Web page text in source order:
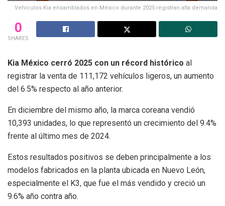
Vehículos Kia ensamblados en México durante 2025 registran alta demanda
0
SHARES
Kia México cerró 2025 con un récord histórico al
registrar la venta de 111,172 vehículos ligeros, un aumento
del 6.5% respecto al año anterior.
En diciembre del mismo año, la marca coreana vendió
10,393 unidades, lo que representó un crecimiento del 9.4%
frente al último mes de 2024.
Estos resultados positivos se deben principalmente a los
modelos fabricados en la planta ubicada en Nuevo León,
especialmente el K3, que fue el más vendido y creció un
9.6% año contra año.